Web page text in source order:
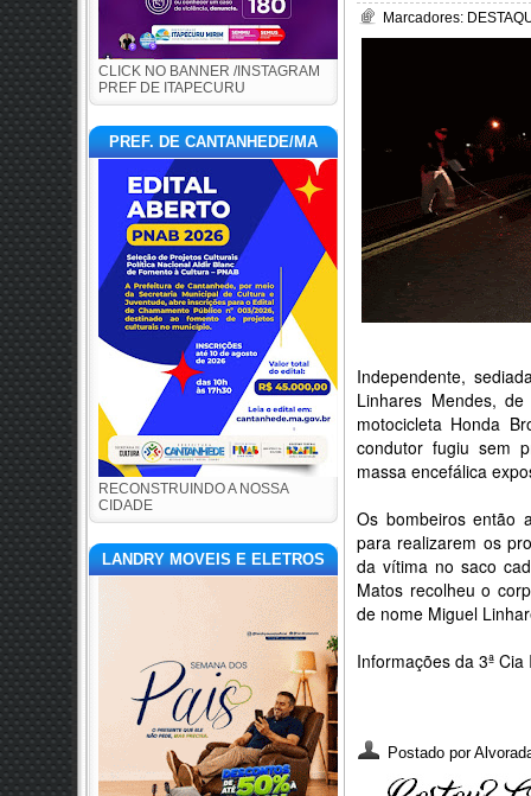
CLICK NO BANNER /INSTAGRAM
PREF DE ITAPECURU
PREF. DE CANTANHEDE/MA
RECONSTRUINDO A NOSSA
CIDADE
LANDRY MOVEIS E ELETROS
Marcadores:
Independente,
Linhares Mendes,
motocicleta Honda
condutor fugiu sem
massa encefálica
Os bombeiros então
para realizarem os
da vítima no saco
Matos recolheu o
de nome Miguel
Informações da 3ª
Postado por